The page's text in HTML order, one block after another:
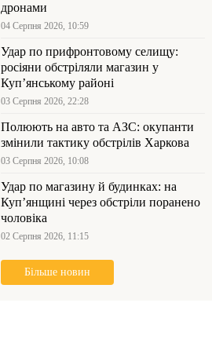
дронами
04 Серпня 2026, 10:59
Удар по прифронтовому селищу:
росіяни обстріляли магазин у
Куп’янському районі
03 Серпня 2026, 22:28
Полюють на авто та АЗС: окупанти
змінили тактику обстрілів Харкова
03 Серпня 2026, 10:08
Удар по магазину й будинках: на
Куп’янщині через обстріли поранено
чоловіка
02 Серпня 2026, 11:15
Більше новин